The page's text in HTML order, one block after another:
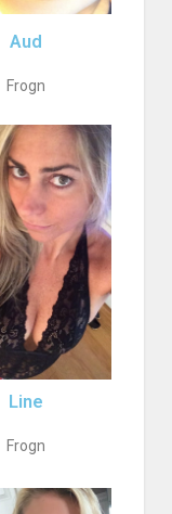
Aud
Frogn
Line
Frogn